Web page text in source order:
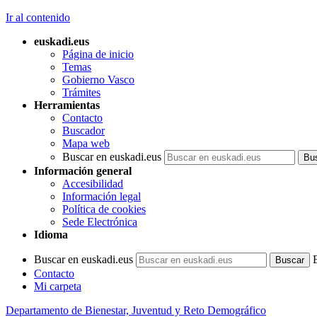
Ir al contenido
euskadi.eus
Página de inicio
Temas
Gobierno Vasco
Trámites
Herramientas
Contacto
Buscador
Mapa web
Buscar en euskadi.eus
Información general
Accesibilidad
Información legal
Política de cookies
Sede Electrónica
Idioma
Buscar en euskadi.eus
Contacto
Mi carpeta
Departamento de Bienestar, Juventud y Reto Demográfico